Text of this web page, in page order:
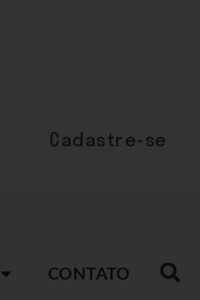
Cadastre-se
CONTATO